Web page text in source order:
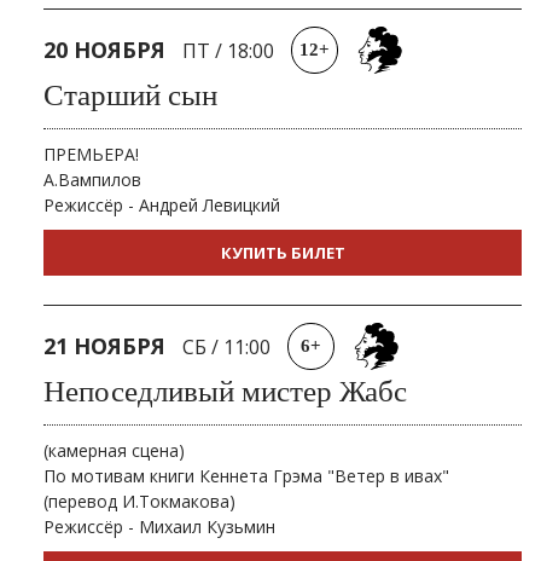
20 НОЯБРЯ ПТ / 18:00 12+
Старший сын
ПРЕМЬЕРА!
А.Вампилов
Режиссёр - Андрей Левицкий
КУПИТЬ БИЛЕТ
21 НОЯБРЯ СБ / 11:00 6+
Непоседливый мистер Жабс
(камерная сцена)
По мотивам книги Кеннета Грэма "Ветер в ивах"
(перевод И.Токмакова)
Режиссёр - Михаил Кузьмин